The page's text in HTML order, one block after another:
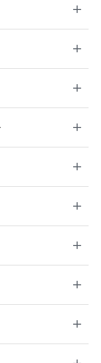
品買取価格
ズ
買取価格
ズ
買取価格
はこちら